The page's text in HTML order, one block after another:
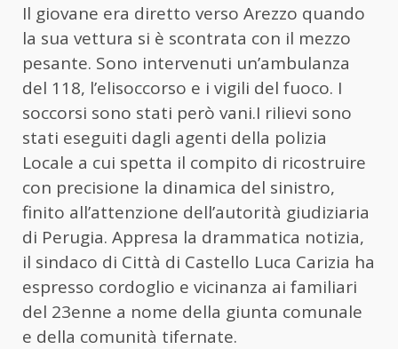
Il giovane era diretto verso Arezzo quando
la sua vettura si è scontrata con il mezzo
pesante. Sono intervenuti un’ambulanza
del 118, l’elisoccorso e i vigili del fuoco. I
soccorsi sono stati però vani.I rilievi sono
stati eseguiti dagli agenti della polizia
Locale a cui spetta il compito di ricostruire
con precisione la dinamica del sinistro,
finito all’attenzione dell’autorità giudiziaria
di Perugia. Appresa la drammatica notizia,
il sindaco di Città di Castello Luca Carizia ha
espresso cordoglio e vicinanza ai familiari
del 23enne a nome della giunta comunale
e della comunità tifernate.